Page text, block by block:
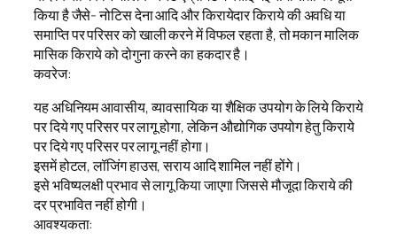
किया है जैसे- नोटिस देना आदि और किरायेदार किराये की अवधि या
समाप्ति पर परिसर को खाली करने में विफल रहता है, तो मकान मालिक
मासिक किराये को दोगुना करने का हकदार है।
कवरेज:
यह अधिनियम आवासीय, व्यावसायिक या शैक्षिक उपयोग के लिये किराये
पर दिये गए परिसर पर लागू होगा, लेकिन औद्योगिक उपयोग हेतु किराये
पर दिये गए परिसर पर लागू नहीं होगा।
इसमें होटल, लॉजिंग हाउस, सराय आदि शामिल नहीं होंगे।
इसे भविष्यलक्षी प्रभाव से लागू किया जाएगा जिससे मौजूदा किराये की
दर प्रभावित नहीं होगी।
आवश्यकता: